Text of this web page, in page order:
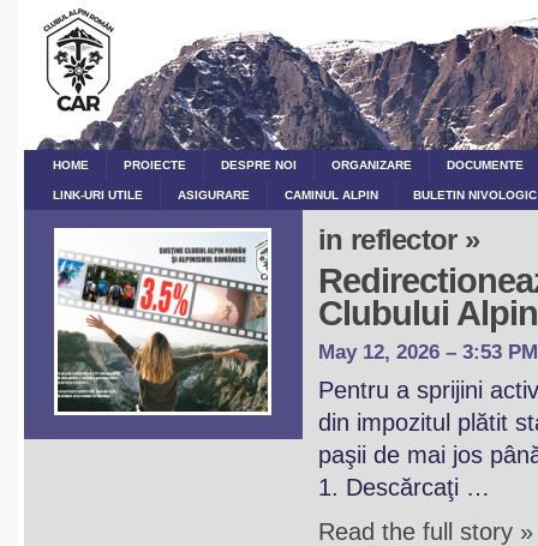
HOME PROIECTE DESPRE NOI ORGANIZARE DOCUMENTE
LINK-URI UTILE ASIGURARE CAMINUL ALPIN BULETIN
in reflector »
Clubului
May 12, 2026 – 3:53 PM
Pentru a sprijini
din impozitul plătit
paşii de mai jos
1. Descărcaţi …
Read the full story »